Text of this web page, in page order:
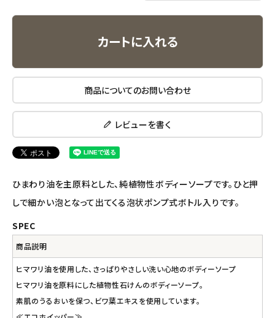
エコリュクス
エコメイト
コラム・スタッフのおすすめ
ご利用ガイド等
アカウント情報
ようこそ ゲスト 様
カートに入れる
商品についてのお問い合わせ
レビューを書く
ひまわり油を主原料とした、純植物性ボディーソープです。ひと押
しで細かい泡となって出てくる泡状ポンプ式ボトル入りです。
SPEC
商品説明
ヒマワリ油を使用した、さっぱりやさしい洗い心地のボディーソープ
ヒマワリ油を原料にした植物性石けんのボディーソープ。
素肌のうるおいを保つ、ビワ葉エキスを使用しています。